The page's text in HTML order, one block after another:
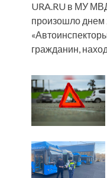
URA.RU в МУ
произошло днем
гражданин,